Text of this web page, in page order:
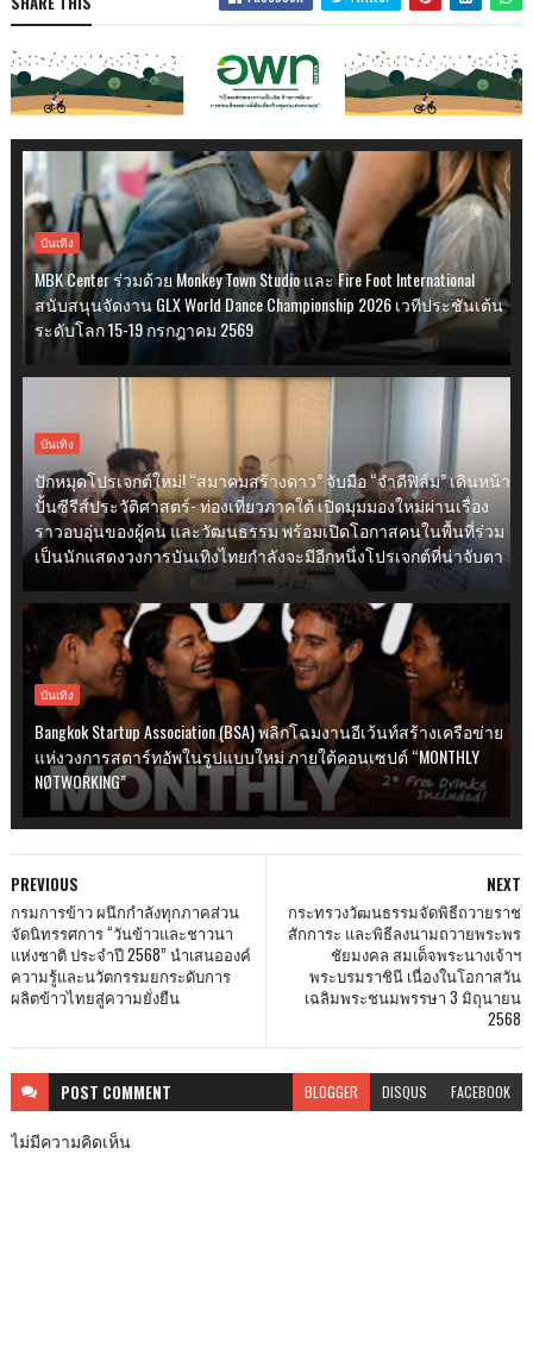
บันเทิง
MBK Center ร่วมด้วย Monkey Town Studio และ Fire Foot International
สนับสนุนจัดงาน GLX World Dance Championship 2026 เวทีประชันเต้น
ระดับโลก 15-19 กรกฎาคม 2569
บันเทิง
ปักหมุดโปรเจกต์ใหม่! “สมาคมสร้างดาว” จับมือ “จำดีฟิล์ม” เดินหน้า
ปั้นซีรีส์ประวัติศาสตร์- ท่องเที่ยวภาคใต้ เปิดมุมมองใหม่ผ่านเรื่อง
ราวอบอุ่นของผู้คน และวัฒนธรรม พร้อมเปิดโอกาสคนในพื้นที่ร่วม
เป็นนักแสดงวงการบันเทิงไทยกำลังจะมีอีกหนึ่งโปรเจกต์ที่น่าจับตา
บันเทิง
Bangkok Startup Association (BSA) พลิกโฉมงานอีเว้นท์สร้างเครือข่าย
แห่งวงการสตาร์ทอัพในรูปแบบใหม่ ภายใต้คอนเซปต์ “MONTHLY
NØTWORKING”
NEXT
กระทรวงวัฒนธรรมจัดพิธีถวายราช
สักการะ และพิธีลงนามถวายพระพร
ชัยมงคล สมเด็จพระนางเจ้าฯ
พระบรมราชินี เนื่องในโอกาสวัน
เฉลิมพระชนมพรรษา 3 มิถุนายน
2568
PREVIOUS
กรมการข้าว ผนึกกำลังทุกภาคส่วน
จัดนิทรรศการ “วันข้าวและชาวนา
แห่งชาติ ประจำปี 2568” นำเสนอองค์
ความรู้และนวัตกรรมยกระดับการ
ผลิตข้าวไทยสู่ความยั่งยืน
POST COMMENT BLOGGER DISQUS FACEBOOK
ไม่มีความคิดเห็น